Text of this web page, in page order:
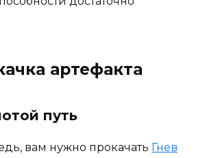
артефакта
путь
вам нужно прокачать Гнев